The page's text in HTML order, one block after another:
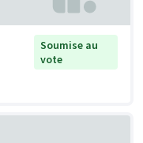
Soumise au
vote